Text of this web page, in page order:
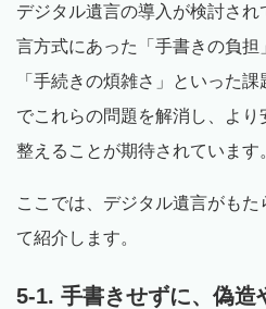
デジタル遺言の導入が検討さ
言方式にあった「手書きの負担
「手続きの煩雑さ」といった
でこれらの問題を解消し、よ
整えることが期待されています
ここでは、デジタル遺言がも
て紹介します。
5-1. 手書きせずに、偽造